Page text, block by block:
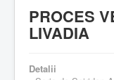
PROCES
LIVADIA
Detalii